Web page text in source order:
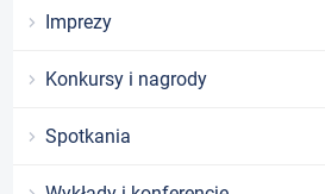
Imprezy
Konkursy i nagrody
Spotkania